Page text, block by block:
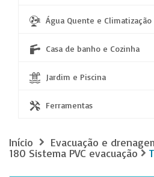
Água Quente e Climatização
Casa de banho e Cozinha
Jardim e Piscina
Ferramentas
Início
Evacuação e
180 Sistema PVC evacuação